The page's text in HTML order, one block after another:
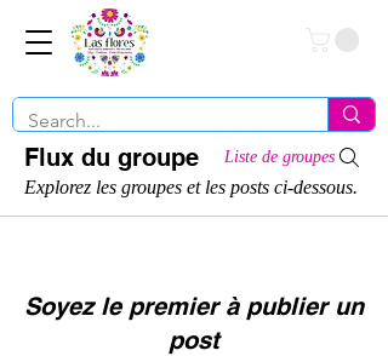
Flux du groupe Liste de groupes
Explorez les groupes et les posts ci-dessous.
Soyez le premier à publier un
post